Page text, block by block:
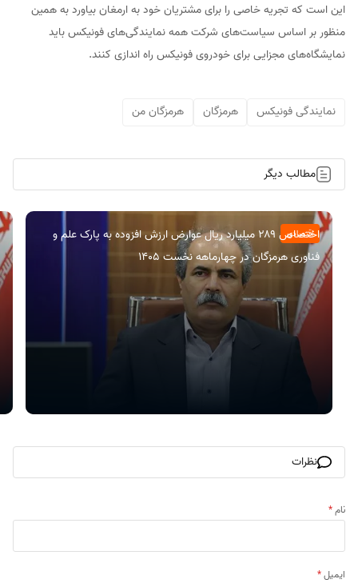
این است که تجریه خاصی را برای مشتریان خود به ارمغان بیاورد به همین
منظور بر اساس سیاست‌های شرکت همه نمایندگی‌های فونیکس باید
نمایشگاه‌های مجزایی برای خودروی فونیکس راه اندازی کنند.
نمایندگی فونیکس هرمزگان هرمزگان من
مطالب دیگر
اقتصادی
اختصاص ۲۸۹ میلیارد ریال عوارض ارزش افزوده به پارک علم و
فناوری هرمزگان در چهارماهه نخست ۱۴۰۵
نظرات
نام*
ایمیل*